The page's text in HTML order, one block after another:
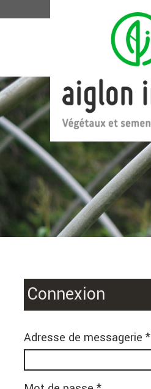
Connexion
Adresse de messagerie *